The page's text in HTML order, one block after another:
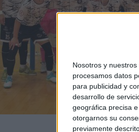
Nosotros y nuestros
procesamos datos
para publicidad y
desarrollo de
geográfica precisa
otorgarnos su
previamente